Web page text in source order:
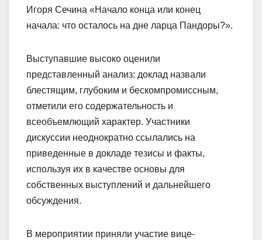
Игоря Сечина «Начало конца или конец
начала: что осталось на дне ларца Пандоры?».
Выступавшие высоко оценили
представленный анализ: доклад назвали
блестящим, глубоким и бескомпромиссным,
отметили его содержательность и
всеобъемлющий характер. Участники
дискуссии неоднократно ссылались на
приведенные в докладе тезисы и факты,
используя их в качестве основы для
собственных выступлений и дальнейшего
обсуждения.
В мероприятии приняли участие вице-